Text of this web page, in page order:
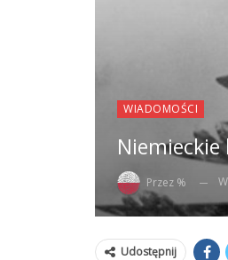
WIADOMOŚCI
Przez %
Udostępnij